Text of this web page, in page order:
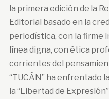
la primera edición de la
Editorial basado en la
periodística, con la firme
línea digna, con ética
corrientes del
“TUCÁN” ha enfrentado
la “Libertad de